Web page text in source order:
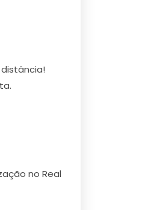
no Real